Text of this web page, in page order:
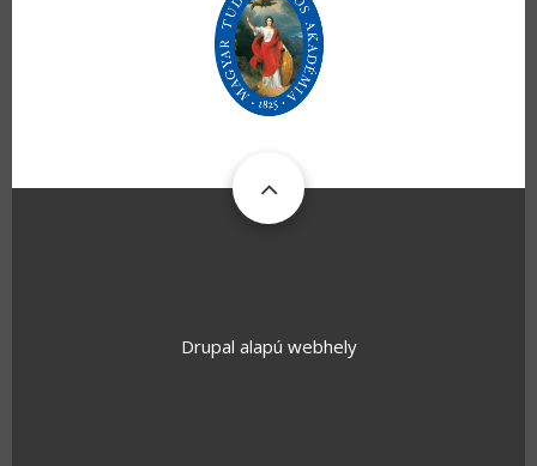
Drupal alapú webhely